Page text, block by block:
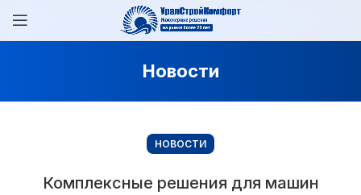
Новости
НОВОСТИ
Комплексные решения для машин